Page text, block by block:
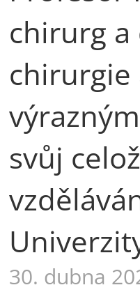
chirurg
chirurgie
svůj
30. dubna